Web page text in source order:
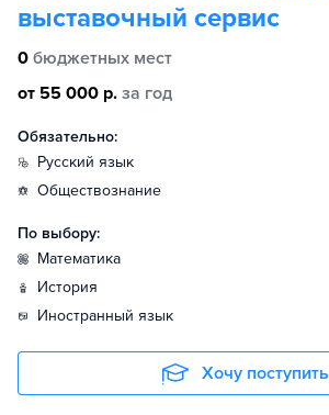
выставочный сервис
0 бюджетных мест
от 55 000 р. за год
Обязательно:
русский язык
обществознание
По выбору:
математика
история
иностранный язык
Хочу поступить